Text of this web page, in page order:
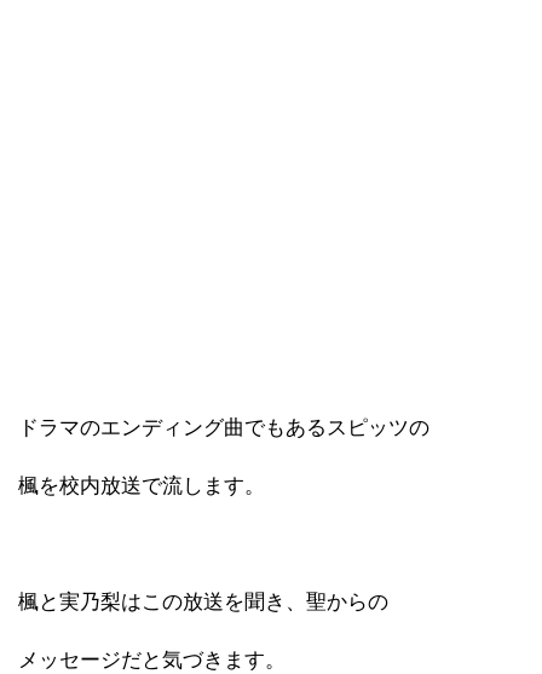
ドラマのエンディング曲でもあるスピッツの
楓を校内放送で流します。
楓と実乃梨はこの放送を聞き、聖からの
メッセージだと気づきます。